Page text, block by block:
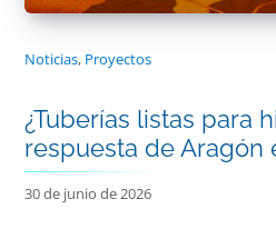
Noticias, Proyectos
¿Tuberías listas para
respuesta de Aragón
30 de junio de 2026